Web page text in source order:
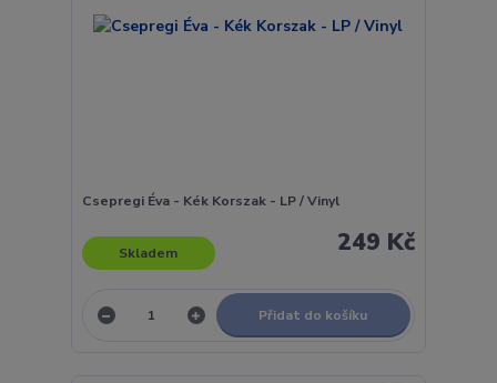
Csepregi Éva - Kék Korszak - LP / Vinyl
249 Kč
Skladem
Přidat do košíku